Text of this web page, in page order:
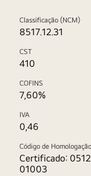
Classificação (NCM)
8517.12.31
CST
410
COFINS
7,60%
IVA
0,46
Código de
Certificado:
01003